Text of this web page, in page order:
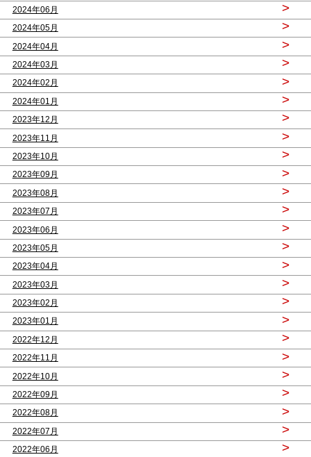
2024年06月 >
2024年05月 >
2024年04月 >
2024年03月 >
2024年02月 >
2024年01月 >
2023年12月 >
2023年11月 >
2023年10月 >
2023年09月 >
2023年08月 >
2023年07月 >
2023年06月 >
2023年05月 >
2023年04月 >
2023年03月 >
2023年02月 >
2023年01月 >
2022年12月 >
2022年11月 >
2022年10月 >
2022年09月 >
2022年08月 >
2022年07月 >
2022年06月 >